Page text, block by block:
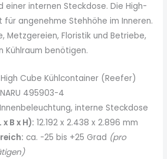
einer internen Steckdose. Die High-
angenehme Stehhöhe im Inneren.
Metzgereien, Floristik und Betriebe,
Kühlraum benötigen.
Cube Kühlcontainer (Reefer)
NARU 495903-4
Innenbeleuchtung, interne Steckdose
B x H): 12.192 x 2.438 x 2.896 mm
ca. -25 bis +25 Grad (pro